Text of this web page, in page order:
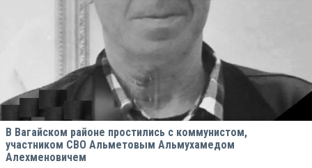
В Вагайском районе простились с коммунистом,
участником СВО Альметовым Альмухамедом
Алехменовичем